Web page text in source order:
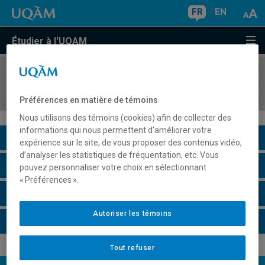
FR EN
Étudier à l'UQAM
COURS//
Description du cours
Horaire - Été 2026
Préférences en matière de témoins
Nous utilisons des témoins (cookies) afin de collecter des
informations qui nous permettent d’améliorer votre
expérience sur le site, de vous proposer des contenus vidéo,
d’analyser les statistiques de fréquentation, etc. Vous
pouvez personnaliser votre choix en sélectionnant
« Préférences ».
Tout refuser
Autoriser les témoins